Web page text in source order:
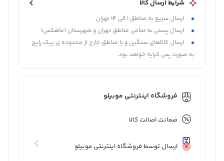
شرایط ارسال کالا
ارسال سریع به مناطق 1 الی 14 تهران
ارسال پستی به تمامی مناطق تهران و شهرستان (ماهکس)
ارسال کالاهای سنگین و یا مناطق خارج از محدوده ی پیک رایج
به صورت پس کرایه خواهد بود.
فروشگاه اینترنتی موبیلو
ضمانت اصالت کالا
ارسال توسط فروشگاه اینترنتی موبیلو